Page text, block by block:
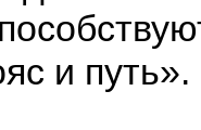
и путь».